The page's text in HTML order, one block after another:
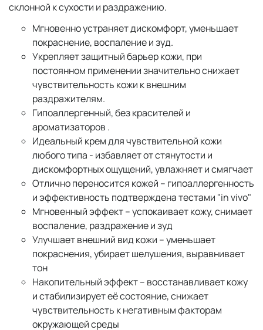
склонной к сухости и раздражению.
Мгновенно устраняет дискомфорт, уменьшает
покраснение, воспаление и зуд.
Укрепляет защитный барьер кожи, при
постоянном применении значительно снижает
чувствительность кожи к внешним
раздражителям.
Гипоаллергенный, без красителей и
ароматизаторов .
Идеальный крем для чувствительной кожи
любого типа - избавляет от стянутости и
дискомфортных ощущений, увлажняет и смягчает
Отлично переносится кожей – гипоаллергенность
и эффективность подтверждена тестами "in vivo"
Мгновенный эффект – успокаивает кожу, снимает
воспаление, раздражение и зуд
Улучшает внешний вид кожи – уменьшает
покраснения, убирает шелушения, выравнивает
тон
Накопительный эффект – восстанавливает кожу
и стабилизирует её состояние, снижает
чувствительность к негативным факторам
окружающей среды